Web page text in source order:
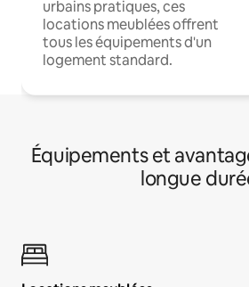
urbains pratiques, ces
locations meublées offrent
tous les équipements d'un
logement standard.
Équipements et
longue